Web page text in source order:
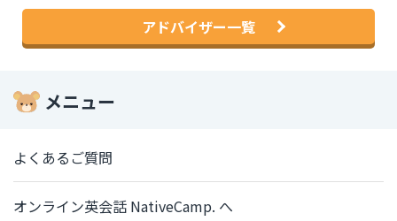
アドバイザー一覧
メニュー
よくあるご質問
オンライン英会話 NativeCamp. へ